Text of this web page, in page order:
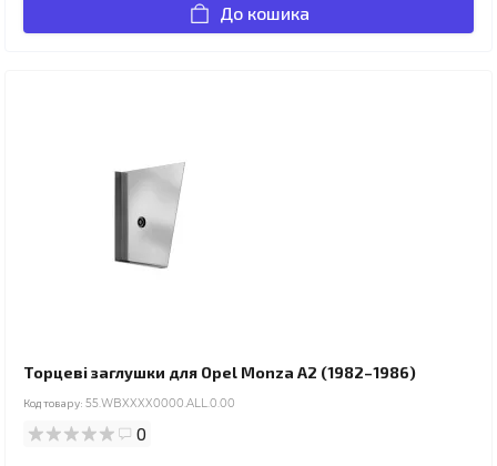
До кошика
Торцеві заглушки для Opel Monza A2 (1982–1986)
Код товару: 55.WBXXXX0000.ALL.0.00
0